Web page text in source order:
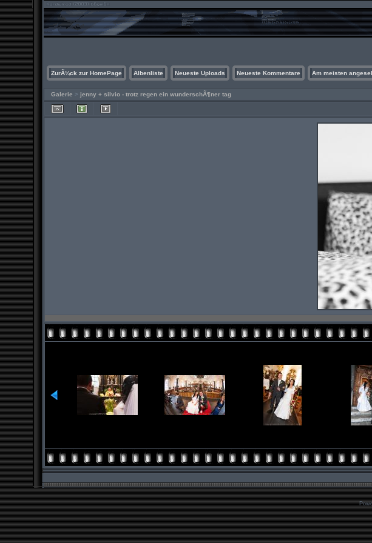
ZurÃ¼ck zur HomePage Albenliste Neueste Uploads Neueste Kommentare Am meisten
Galerie > jenny + silvio - trotz regen ein wunderschÃ¶ner tag